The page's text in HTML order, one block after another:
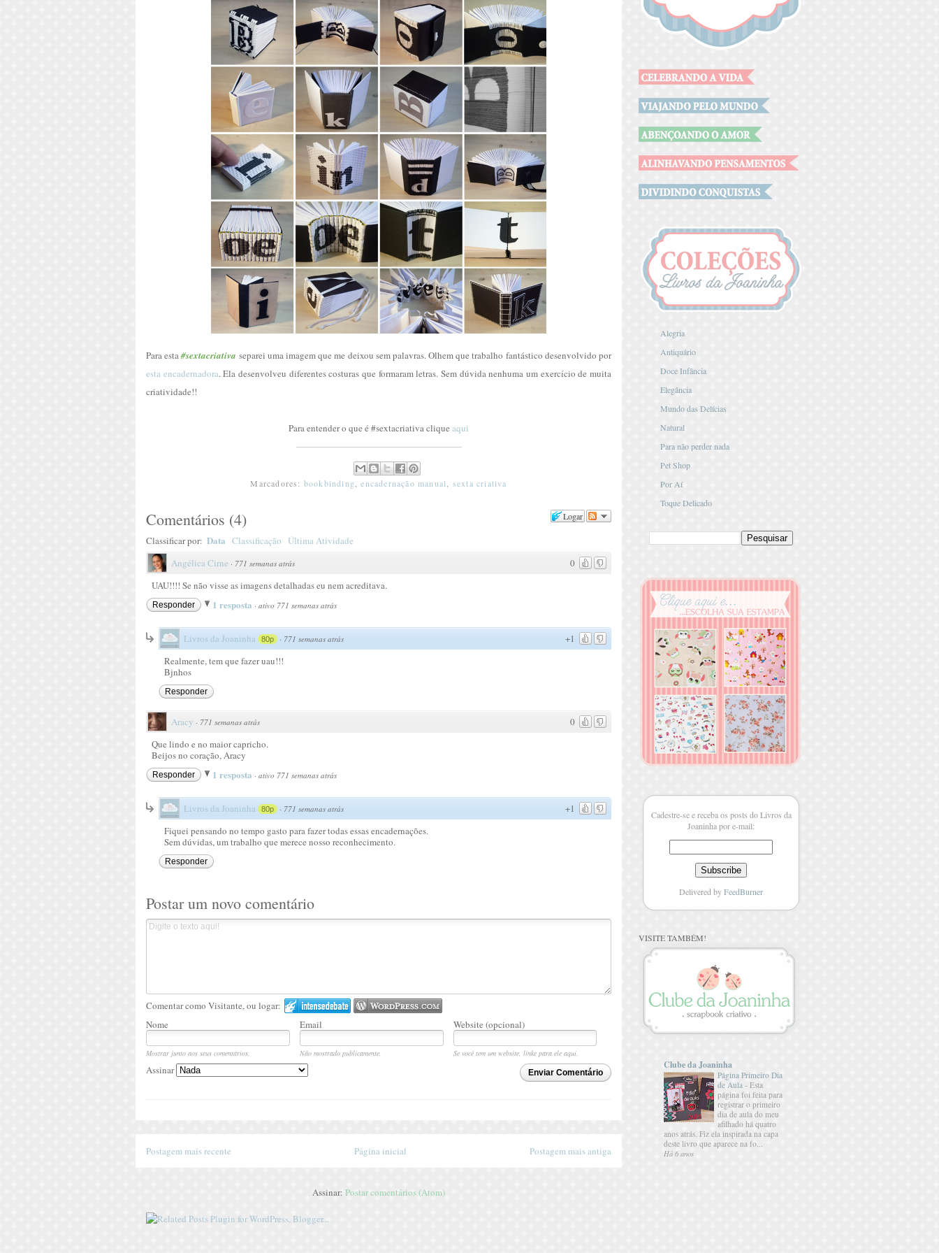
Para esta#sextacriativa separei uma imagem que me deixou sem palavras. Olhem que trabalho fantástico desenvolvido por
esta encadernadora. Ela desenvolveu diferentes costuras que formaram letras. Sem dúvida nenhuma um exercício de muita
criatividade!!
Para entender o que é #sextacriativa clique aqui
Marcadores: bookbinding ,encadernação manual sexta criativa
Logar
Comentários (4)
Classificar por: Data Classificação
Última Atividade
0
Angélica Cirne · 771 semanas atrás
UAU!!!! Se não visse as imagens detalhadas eu nem acreditava.
Responder 1 resposta · ativo 771 semanas atrás
+1
Livros da Joaninha 80p · 771 semanas atrás
Realmente, tem que fazer uau!!!
Bjnhos
Responder
0
Aracy · 771 semanas atrás
Que lindo e no maior capricho.
Beijos no coração, Aracy
Responder 1 resposta · ativo 771 semanas atrás
+1
Livros da Joaninha 80p · 771 semanas atrás
Fiquei pensando no tempo gasto para fazer todas essas encadernações.
Sem dúvidas, um trabalho que merece nosso reconhecimento.
Responder
Postar um novo comentário
Comentar como Visitante, ou logar:
Nome
Email Website (opcional)
Mostrar junto aos seus comentários. Não mostrado publicamente.
Se você tem um website, linke para ele aqui.
Enviar Comentário
Assinar
Postagem mais recente Postagem mais antiga
Página inicial
Assinar: Postar comentários (Atom)
Alegria
Antiquário
Doce Infância
Elegância
Mundo das Delícias
Natural
Para não perder nada
Pet Shop
Por Aí
Toque Delicado
Cadestre-se e receba os posts do Livros da
Joaninha por e-mail:
Delivered byFeedBurner
VISITE TAMBÉM!
Clube da Joaninha
Página Primeiro Dia
de Aula - Esta
página foi feita para
registrar o primeiro
dia de aula do meu
afilhado há quatro
anos atrás. Fiz ela inspirada na capa
deste livro que aparece na fo...
Há 6 anos